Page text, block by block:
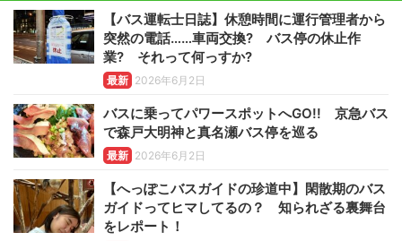
【バス運転士日誌】休憩時間に運行管理者から
突然の電話……車両交換? バス停の休止作
業? それって何っすか?
最新 2026年6月2日
バスに乗ってパワースポットへGO!! 京急バス
で森戸大明神と真名瀬バス停を巡る
最新 2026年6月2日
【へっぽこバスガイドの珍道中】閑散期のバス
ガイドってヒマしてるの？ 知られざる裏舞台
をレポート！